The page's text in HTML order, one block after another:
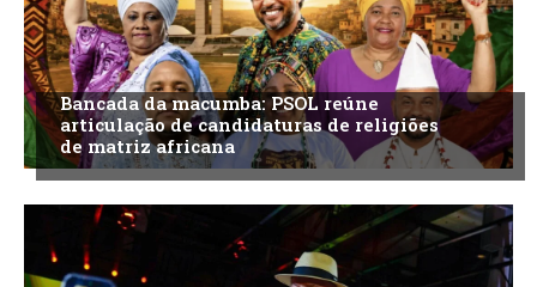
Bancada da macumba: PSOL reúne
articulação de candidaturas de religiões
de matriz africana